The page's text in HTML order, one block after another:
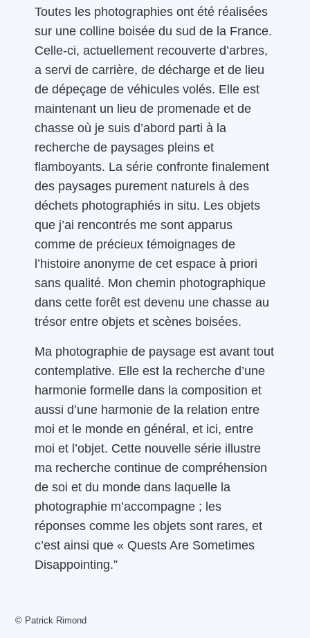
Toutes les photographies ont été réalisées
sur une colline boisée du sud de la France.
Celle-ci, actuellement recouverte d’arbres,
a servi de carrière, de décharge et de lieu
de dépeçage de véhicules volés. Elle est
maintenant un lieu de promenade et de
chasse où je suis d’abord parti à la
recherche de paysages pleins et
flamboyants. La série confronte finalement
des paysages purement naturels à des
déchets photographiés in situ. Les objets
que j’ai rencontrés me sont apparus
comme de précieux témoignages de
l’histoire anonyme de cet espace à priori
sans qualité. Mon chemin photographique
dans cette forêt est devenu une chasse au
trésor entre objets et scènes boisées.
Ma photographie de paysage est avant tout
contemplative. Elle est la recherche d’une
harmonie formelle dans la composition et
aussi d’une harmonie de la relation entre
moi et le monde en général, et ici, entre
moi et l’objet. Cette nouvelle série illustre
ma recherche continue de compréhension
de soi et du monde dans laquelle la
photographie m’accompagne ; les
réponses comme les objets sont rares, et
c’est ainsi que « Quests Are Sometimes
Disappointing.”
© Patrick Rimond